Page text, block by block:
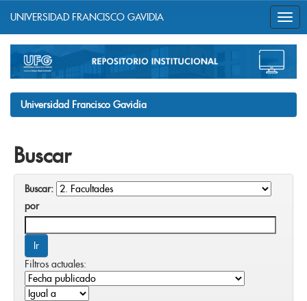
navigation
UNIVERSIDAD FRANCISCO GAVIDIA
Universidad Francisco Gavidia
Buscar
Buscar:
por
Filtros actuales: